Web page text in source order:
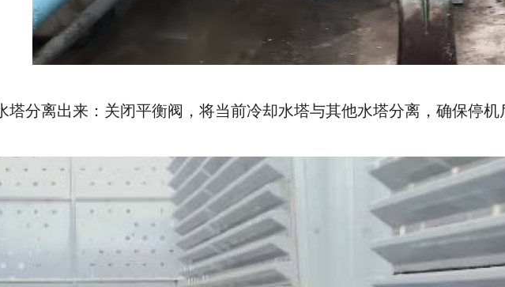
塔分离出来：关闭平衡阀，将当前冷却水塔与其他水塔分离，确保停